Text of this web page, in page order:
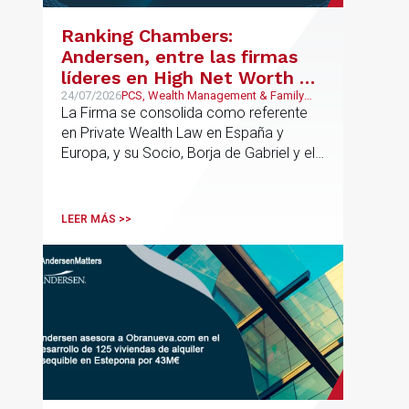
todas las fases de la operación.
Ranking Chambers:
Andersen, entre las firmas
líderes en High Net Worth en
España y Europa
24/07/2026PCS, Wealth Management & Family
Business
La Firma se consolida como referente
en Private Wealth Law en España y
Europa, y su Socio, Borja de Gabriel y el
profesionales clave del sector.
LEER MÁS >>